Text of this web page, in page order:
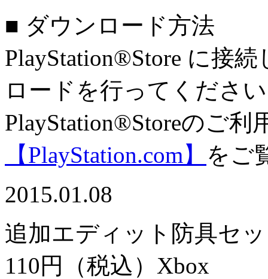
■ ダウンロード方法
PlayStation®Store に接
ロードを行ってくださ
PlayStation®Storeのご利
【PlayStation.com】 をご
2015.01.08
追加エディット防具セ
110円（税込） Xbox